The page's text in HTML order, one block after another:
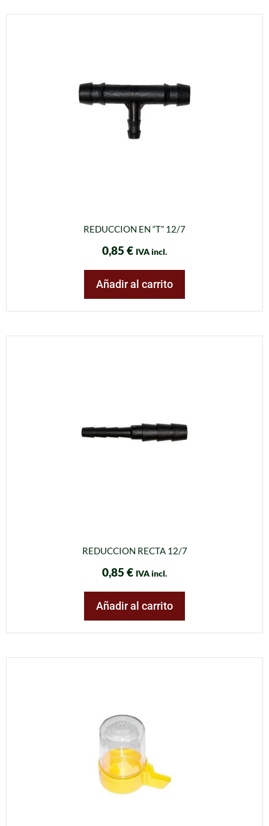
REDUCCION EN “T” 12/7
0,85 € IVA incl.
Añadir al carrito
REDUCCION RECTA 12/7
0,85 € IVA incl.
Añadir al carrito